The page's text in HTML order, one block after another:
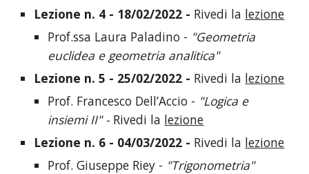
Lezione n. 4 - 18/02/2022 - Rivedi la lezione
Prof.ssa Laura Paladino - "Geometria
euclidea e geometria analitica"
Lezione n. 5 - 25/02/2022 - Rivedi la lezione
Prof. Francesco Dell’Accio - "Logica e
insiemi II" - Rivedi la lezione
Lezione n. 6 - 04/03/2022 - Rivedi la lezione
Prof. Giuseppe Riey - "Trigonometria"